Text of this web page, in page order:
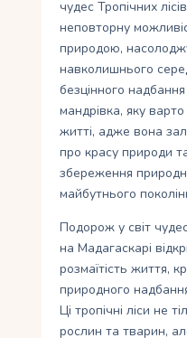
чудес Тропічних
неповторну
природою,
навколишнього
безцінного
мандрівка, яку
житті, адже вона
про красу природи
збереження
майбутнього
Подорож у світ
на Мадагаскарі
розмаїтість життя,
природного
Ці тропічні ліси не
рослин та тварин,